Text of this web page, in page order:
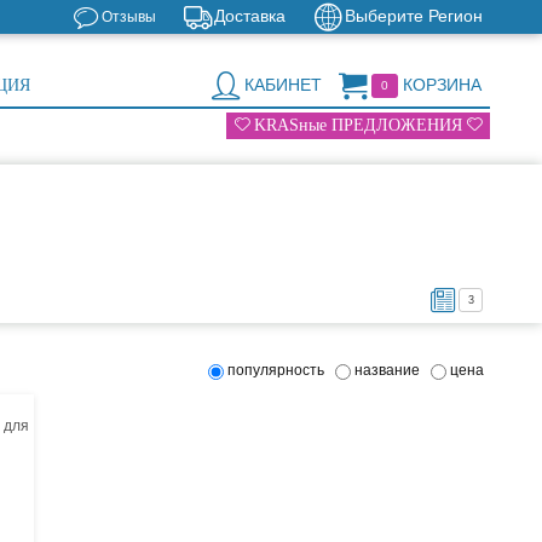
Выберите Регион
Доставка
Отзывы
0 КОРЗИНА
КАБИНЕТ
KRASные ПРЕДЛОЖЕНИЯ
3
популярность название цена